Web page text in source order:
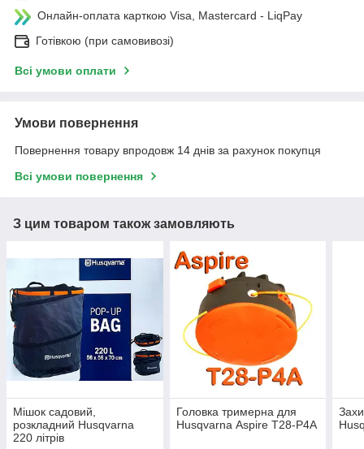
Онлайн-оплата карткою Visa, Mastercard - LiqPay
Готівкою (при самовивозі)
Всі умови оплати
Умови повернення
Повернення товару впродовж 14 днів за рахунок покупця
Всі умови повернення
З цим товаром також замовляють
Мішок садовий,
розкладний Husqvarna
220 літрів
Головка тримерна для
Husqvarna Aspire T28-P4A